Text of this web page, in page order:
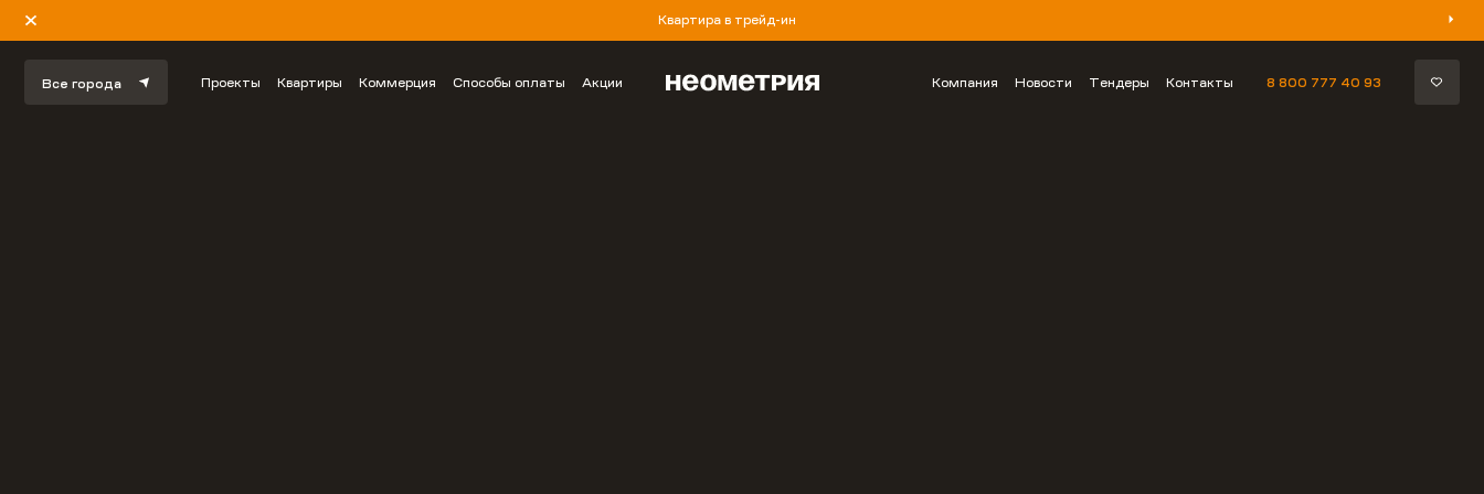
Квартира в трейд-ин
Все города Проекты Квартиры Коммерция Способы оплаты Акции Компания Новости Тендеры Контакты 8 800 777 40 93